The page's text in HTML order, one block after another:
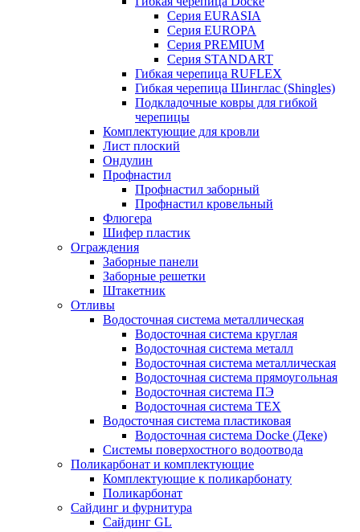
Серия EURASIA
Серия EUROPA
Серия PREMIUM
Серия STANDART
Гибкая черепица RUFLEX
Гибкая черепица Шинглас (Shingles)
Подкладочные ковры для гибкой
черепицы
Комплектующие для кровли
Лист плоский
Ондулин
Профнастил
Профнастил заборный
Профнастил кровельный
Флюгера
Шифер пластик
Ограждения
Заборные панели
Заборные решетки
Штакетник
Отливы
Водосточная система металлическая
Водосточная система круглая
Водосточная система металл
Водосточная система металлическая
Водосточная система прямоугольная
Водосточная система ПЭ
Водосточная система ТЕХ
Водосточная система пластиковая
Водосточная система Docke (Деке)
Системы поверхостного водоотвода
Поликарбонат и комплектующие
Комплектующие к поликарбонату
Поликарбонат
Сайдинг и фурнитура
Сайдинг GL